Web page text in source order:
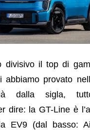
divisivo il top di
abbiamo provato
dalla sigla,
dire: la GT-Line è
EV9 (dal basso: